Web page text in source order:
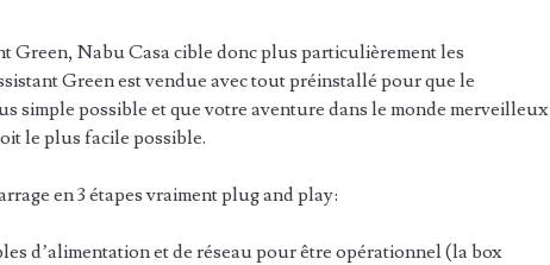
Green, Nabu Casa cible donc plus particulièrement les
Green est vendue avec tout préinstallé pour que le
simple possible et que votre aventure dans le monde merveilleux
le plus facile possible.
en 3 étapes vraiment plug and play:
d’alimentation et de réseau pour être opérationnel (la box